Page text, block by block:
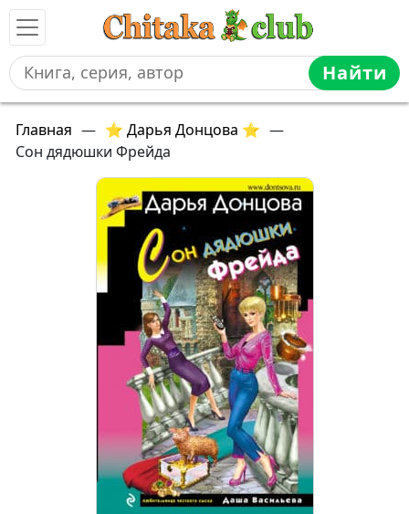
Найти
Главная — ⭐ Дарья Донцова ⭐ —
Сон дядюшки Фрейда